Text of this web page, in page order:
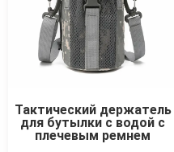
Тактический держатель
для бутылки с водой с
плечевым ремнем